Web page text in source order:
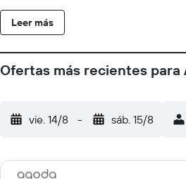
Leer más
Ofertas más recientes para
vie. 14/8 - sáb. 15/8